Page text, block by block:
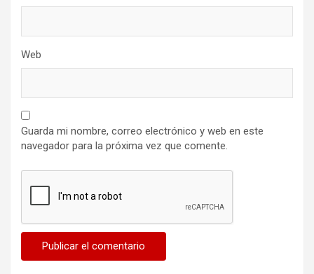
Web
Guarda mi nombre, correo electrónico y web en este
navegador para la próxima vez que comente.